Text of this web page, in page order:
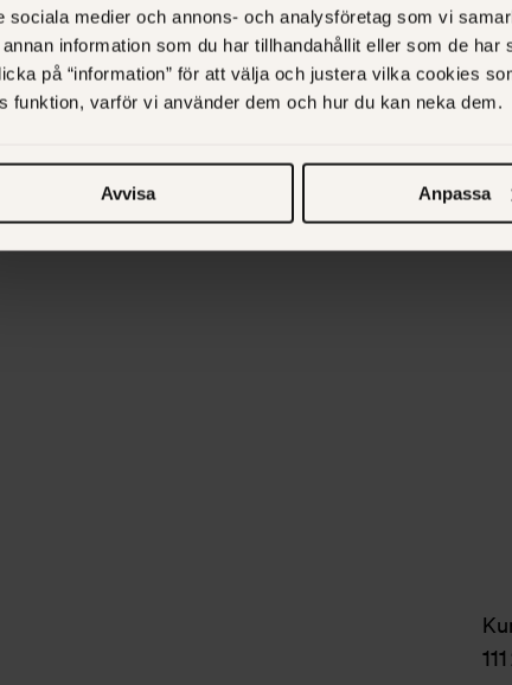
sociala medier och annons- och analysföretag som vi
annan information som du har tillhandahållit eller som de
på “information” för att välja och justera vilka cookies
funktion, varför vi använder dem och hur du kan neka dem.
Avvisa Anpassa
för svårflörtade utvecklare